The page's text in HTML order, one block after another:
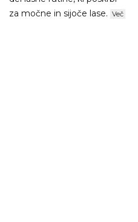
za močne in sijoče lase. Več